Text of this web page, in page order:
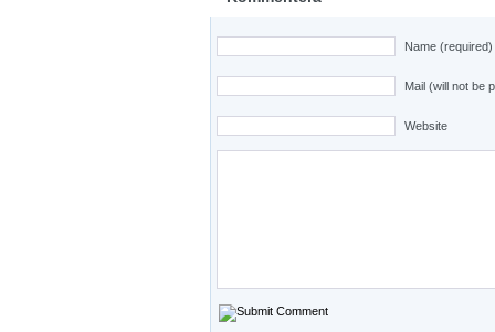
Name (required)
Mail (will not be
Website